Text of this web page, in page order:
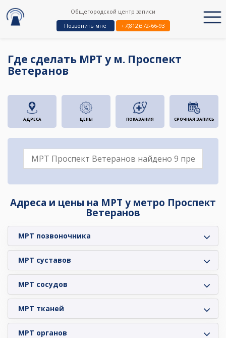
Общегородской центр записи
Позвонить мне
+7(812)372-66-93
Где сделать МРТ у м. Проспект
Ветеранов
АДРЕСА ЦЕНЫ ПОКАЗАНИЯ СРОЧНАЯ ЗАПИСЬ
Адреса и цены на МРТ у метро Проспект
Ветеранов
МРТ позвоночника
МРТ суставов
МРТ сосудов
МРТ тканей
МРТ органов